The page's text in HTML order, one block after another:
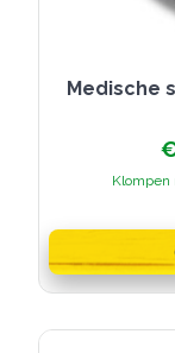
Medische schoenklompen PU zwart –
Klompen
product
heeft
meerdere
variaties.
optie